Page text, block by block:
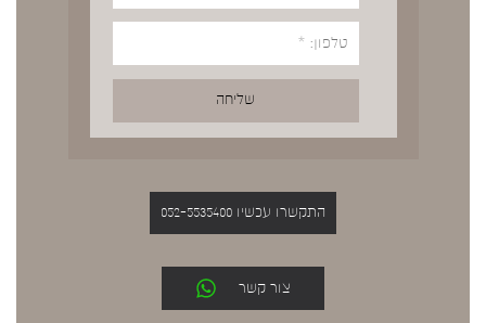
התקשרו עכשיו 052-5535400
צור קשר